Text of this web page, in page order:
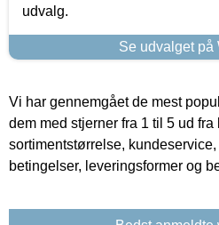
udvalg.
Se udvalget på
Vi har gennemgået de mest
dem med stjerner fra 1 til 5 ud
sortimentstørrelse,
betingelser, leveringsformer og